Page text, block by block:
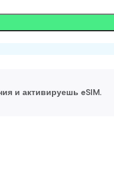
и активируешь eSIM.